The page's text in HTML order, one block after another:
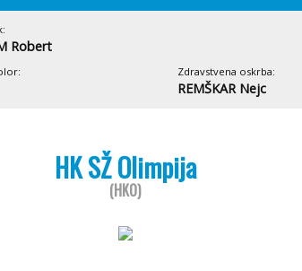
Robert
Zdravstvena oskrba:
REMŠKAR Nejc
HK SŽ Olimpija
(HKO)